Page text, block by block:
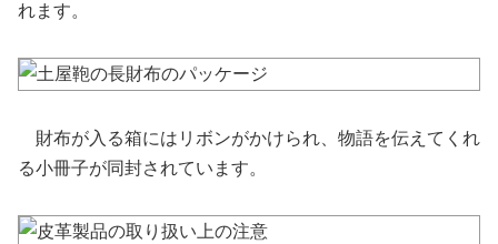
れます。
財布が入る箱にはリボンがかけられ、物語を伝えてくれ
る小冊子が同封されています。